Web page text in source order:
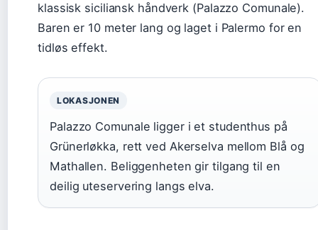
klassisk siciliansk håndverk (Palazzo Comunale).
Baren er 10 meter lang og laget i Palermo for en
tidløs effekt.
LOKASJONEN
Palazzo Comunale ligger i et studenthus på
Grünerløkka, rett ved Akerselva mellom Blå og
Mathallen. Beliggenheten gir tilgang til en
deilig uteservering langs elva.